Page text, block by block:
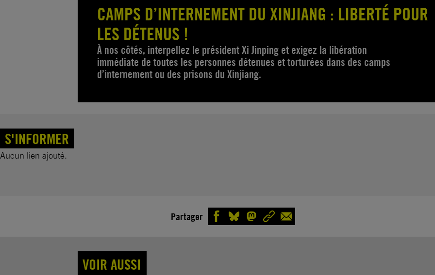
CAMPS D’INTERNEMENT DU XINJIANG : LIBERTÉ POUR
LES DÉTENUS !
À nos côtés, interpellez le président Xi Jinping et exigez la libération
immédiate de toutes les personnes détenues et torturées dans des camps
d’internement ou des prisons du Xinjiang.
S'INFORMER
Aucun lien ajouté.
Partager
VOIR AUSSI